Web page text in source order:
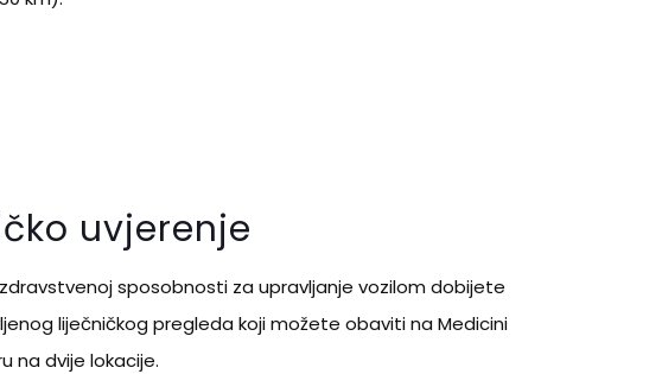
uvjerenje
sposobnosti za upravljanje vozilom dobijete
liječničkog pregleda koji možete obaviti na Medicini
na dvije lokacije.